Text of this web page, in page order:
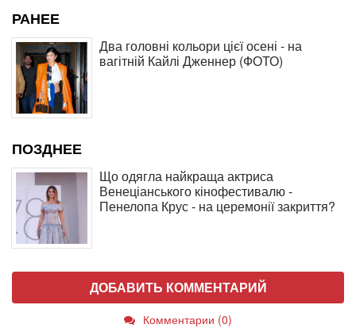
РАНЕЕ
Два головні кольори цієї осені - на
вагітній Кайлі Дженнер (ФОТО)
ПОЗДНЕЕ
Що одягла найкраща актриса
Венеціанського кінофестивалю -
Пенелопа Крус - на церемонії закриття?
ДОБАВИТЬ КОММЕНТАРИЙ
Комментарии (0)